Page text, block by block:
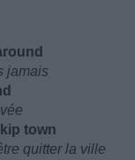
jamais
town
quitter la ville